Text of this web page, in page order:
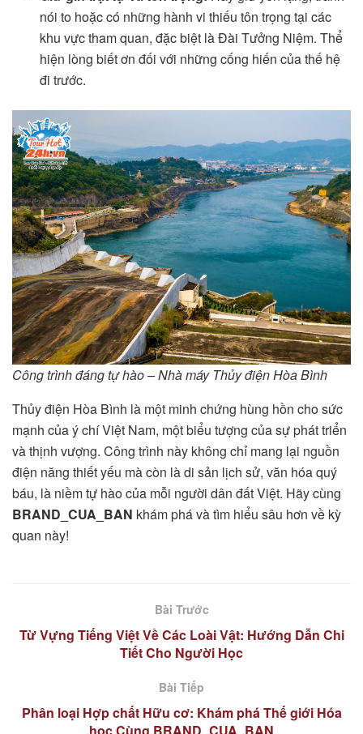
nói to hoặc có những hành vi thiếu tôn trọng tại các
khu vực tham quan, đặc biệt là Đài Tưởng Niệm. Thể
hiện lòng biết ơn đối với những cống hiến của thế hệ
đi trước.
Công trình đáng tự hào – Nhà máy Thủy điện Hòa Bình
Thủy điện Hòa Bình là một minh chứng hùng hồn cho sức
mạnh của ý chí Việt Nam, một biểu tượng của sự phát triển
và thịnh vượng. Công trình này không chỉ mang lại nguồn
điện năng thiết yếu mà còn là di sản lịch sử, văn hóa quý
báu, là niềm tự hào của mỗi người dân đất Việt. Hãy cùng
BRAND_CUA_BAN khám phá và tìm hiểu sâu hơn về kỳ
quan này!
Bài Trước
Từ Vựng Tiếng Việt Về Các Loài Vật: Hướng Dẫn Chi
Tiết Cho Người Học
Bài Tiếp
Phân loại Hợp chất Hữu cơ: Khám phá Thế giới Hóa
học Cùng BRAND_CUA_BAN